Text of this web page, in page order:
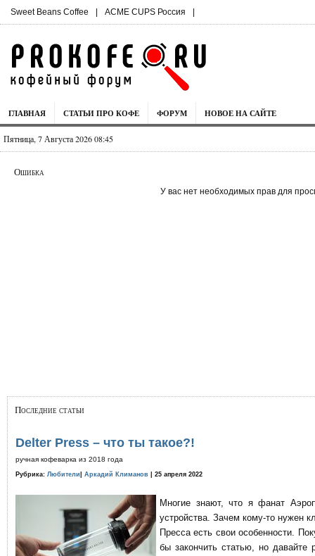
Sweet Beans Coffee | ACME CUPS Россия |
ГЛАВНАЯ СТАТЬИ ПРО КОФЕ ФОРУМ НОВОЕ НА САЙТЕ
Пятница, 7 Августа 2026 08:45
Ошибка
У вас нет необходимых прав для
Последние статьи
Delter Press – что ты такое?!
ручная кофеварка из 2018 года
Рубрика: Любители Аркадий Климанов | 25 апреля 2022
Многие знают, что я фанат
устройства. Зачем кому-то нужен
Пресса есть свои особенности.
бы закончить статью, но давайте